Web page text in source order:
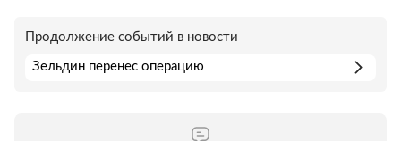
Продолжение событий в новости
Зельдин перенес операцию